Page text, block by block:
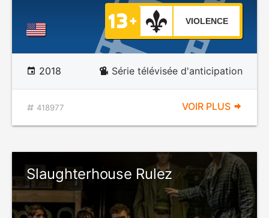
VIOLENCE
2018 Série télévisée d'anticipation
418977 VOIR PLUS
Slaughterhouse Rulez